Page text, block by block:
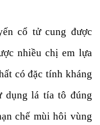
cổ tử cung được
nhiều chị em lựa
có đặc tính kháng
dụng lá tía tô đúng
chế mùi hôi vùng